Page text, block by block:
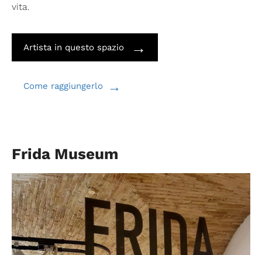
vita.
Artista in questo spazio →
Come raggiungerlo →
Frida Museum